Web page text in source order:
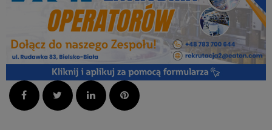
Facebook Twitter LinkedInPinterest